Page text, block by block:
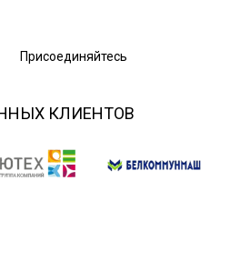
Присоединяйтесь
КЛИЕНТОВ